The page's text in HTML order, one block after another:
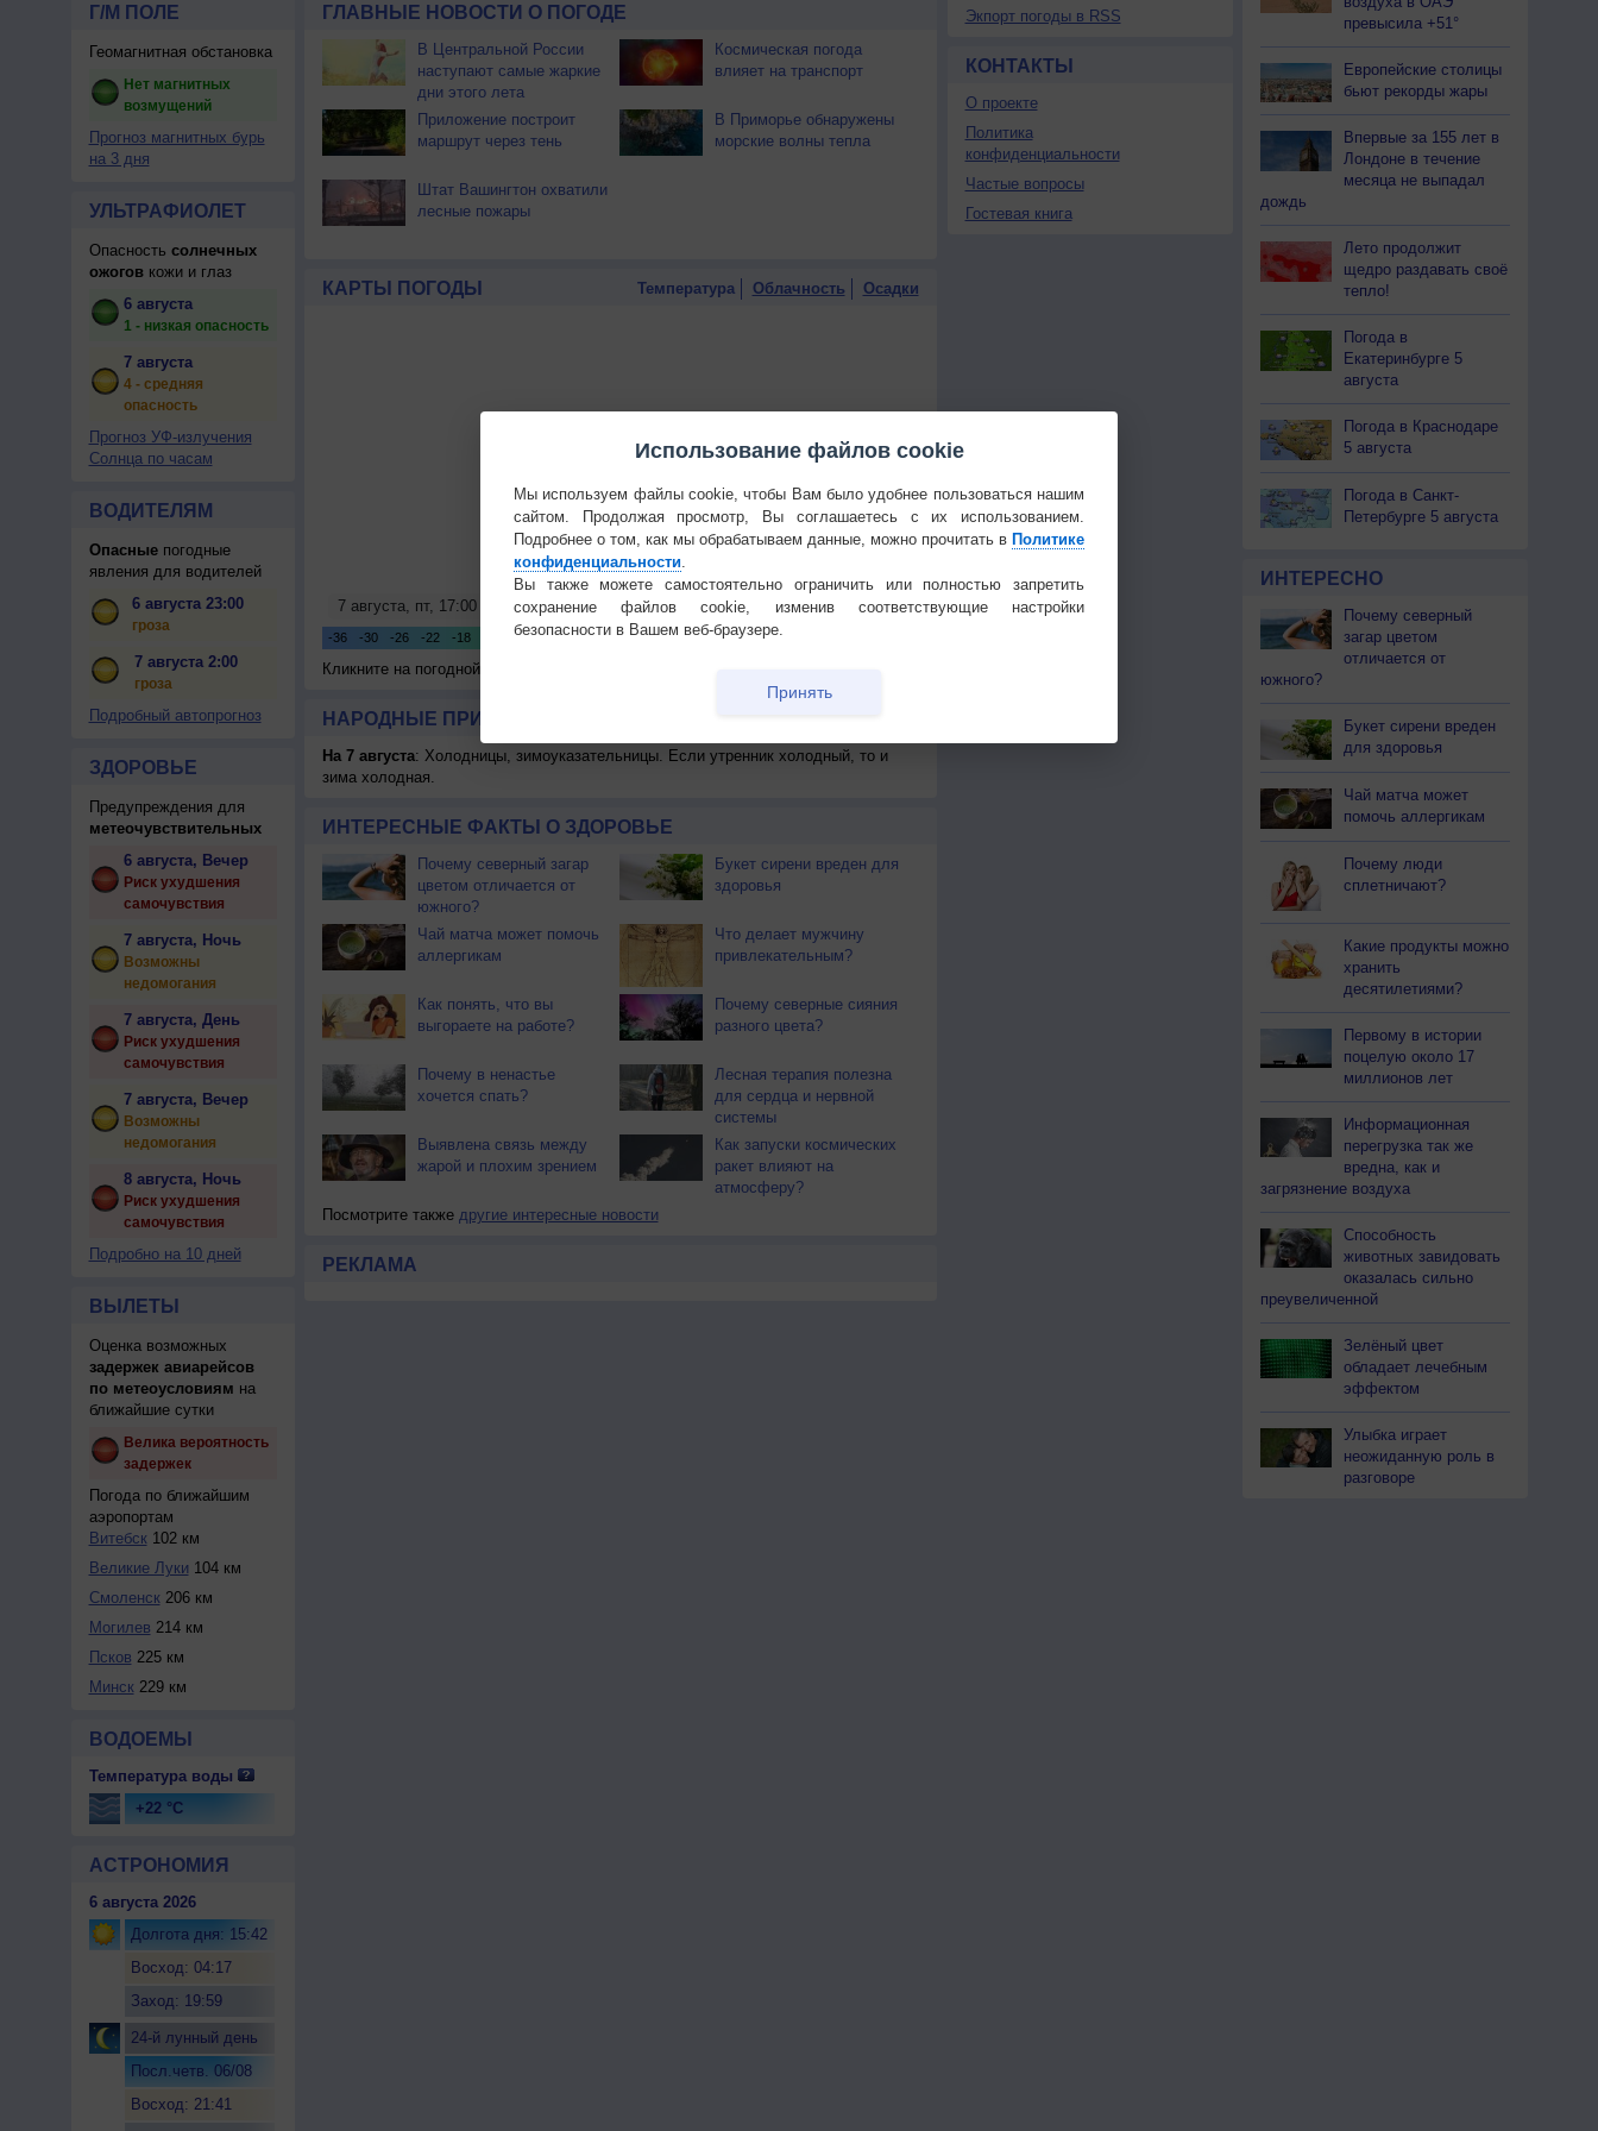
Г/М ПОЛЕ
Геомагнитная обстановка
Нет магнитных
возмущений
Прогноз магнитных бурь
на 3 дня
УЛЬТРАФИОЛЕТ
Опасность солнечных
ожоговкожи и глаз
6 августа
1 - низкая опасность
7 августа
4 - средняя
опасность
Прогноз УФ-излучения
Солнца по часам
ВОДИТЕЛЯМ
Опасныепогодные
явления для водителей
6 августа 23:00
гроза
7 августа 2:00
гроза
Подробный автопрогноз
ЗДОРОВЬЕ
Предупреждения для
метеочувствительных
6 августа, Вечер
Риск ухудшения
самочувствия
7 августа, Ночь
Возможны
недомогания
7 августа, День
Риск ухудшения
самочувствия
7 августа, Вечер
Возможны
недомогания
8 августа, Ночь
Риск ухудшения
самочувствия
Подробно на 10 дней
ВЫЛЕТЫ
Оценка возможных
задержек авиарейсов
по метеоусловиям на
ближайшие сутки
Велика вероятность
задержек
Погода по ближайшим
аэропортам
Витебск102 км
Великие Луки 104 км
Смоленск206 км
Могилев 214 км
Псков 225 км
Минск229 км
ВОДОЕМЫ
Температура воды
+22 °C
АСТРОНОМИЯ
6 августа 2026
Долгота дня: 15:42
Восход: 04:17
Заход: 19:59
24-й лунный день
Посл.четв. 06/08
Восход: 21:41
ГЛАВНЫЕ НОВОСТИ О ПОГОДЕ
В Центральной России
наступают самые жаркие
дни этого лета
Космическая погода
влияет на транспорт
Приложение построит
маршрут через тень
В Приморье обнаружены
морские волны тепла
Штат Вашингтон охватили
лесные пожары
КАРТЫ ПОГОДЫ Температура Облачность Осадки
Кликните на погодной карте для получения подробных данных
НАРОДНЫЕ ПРИМЕТЫ И ПРАЗДНИКИ
На 7 августа: Холодницы, зимоуказательницы. Если утренник холодный, то и
зима холодная.
ИНТЕРЕСНЫЕ ФАКТЫ О ЗДОРОВЬЕ
Почему северный загар
цветом отличается от
южного?
Букет сирени вреден для
здоровья
Чай матча может помочь
аллергикам
Что делает мужчину
привлекательным?
Как понять, что вы
выгораете на работе?
Почему северные сияния
разного цвета?
Почему в ненастье
хочется спать?
Лесная терапия полезна
для сердца и нервной
системы
Выявлена связь между
жарой и плохим зрением
Как запуски космических
ракет влияют на
атмосферу?
Посмотрите также другие интересные новости
РЕКЛАМА
Экпорт погоды в RSS
КОНТАКТЫ
О проекте
Политика
конфиденциальности
Частые вопросы
Гостевая книга
превысила +51°
Европейские столицы
бьют рекорды жары
Впервые за 155 лет в
Лондоне в течение
месяца не выпадал
дождь
Лето продолжит
щедро раздавать своё
тепло!
Погода в
Екатеринбурге 5
августа
Погода в Краснодаре
5 августа
Погода в Санкт-
Петербурге 5 августа
ИНТЕРЕСНО
Почему северный
загар цветом
отличается от
южного?
Букет сирени вреден
для здоровья
Чай матча может
помочь аллергикам
Почему люди
сплетничают?
Какие продукты можно
хранить
десятилетиями?
Первому в истории
поцелую около 17
миллионов лет
Информационная
перегрузка так же
вредна, как и
загрязнение воздуха
Способность
животных завидовать
оказалась сильно
преувеличенной
Зелёный цвет
обладает лечебным
эффектом
Улыбка играет
неожиданную роль в
разговоре
Использование файлов cookie
Мы используем файлы cookie, чтобы Вам было удобнее пользоваться нашим
сайтом. Продолжая просмотр, Вы соглашаетесь с их использованием.
Подробнее о том, как мы обрабатываем данные, можно прочитать в Политике
конфиденциальности.
Вы также можете самостоятельно ограничить или полностью запретить
сохранение файлов cookie, изменив соответствующие настройки
безопасности в Вашем веб-браузере.
Принять